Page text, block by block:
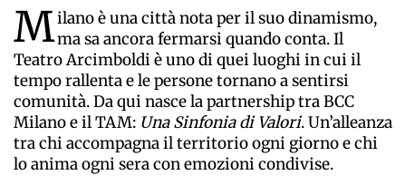
Milano è una città nota per il suo dinamismo,
ma sa ancora fermarsi quando conta. Il
Teatro Arcimboldi è uno di quei luoghi in cui il
tempo rallenta e le persone tornano a sentirsi
comunità. Da qui nasce la partnership tra BCC
Milano e il TAM: Una Sinfonia di Valori. Un’alleanza
tra chi accompagna il territorio ogni giorno e chi
lo anima ogni sera con emozioni condivise.